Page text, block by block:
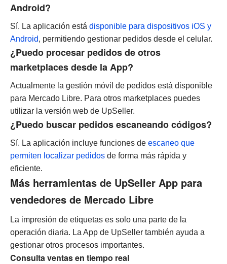
Android?
Sí. La aplicación está disponible para dispositivos iOS y
Android, permitiendo gestionar pedidos desde el celular.
¿Puedo procesar pedidos de otros
marketplaces desde la App?
Actualmente la gestión móvil de pedidos está disponible
para Mercado Libre. Para otros marketplaces puedes
utilizar la versión web de UpSeller.
¿Puedo buscar pedidos escaneando códigos?
Sí. La aplicación incluye funciones de escaneo que
permiten localizar pedidos de forma más rápida y
eficiente.
Más herramientas de UpSeller App para
vendedores de Mercado Libre
La impresión de etiquetas es solo una parte de la
operación diaria. La App de UpSeller también ayuda a
gestionar otros procesos importantes.
Consulta ventas en tiempo real